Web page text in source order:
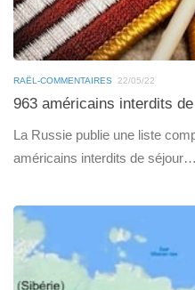
RAËL-COMMENTAIRES 22/05/22
963 américains interdits
La Russie publie une liste
américains interdits de séjour…